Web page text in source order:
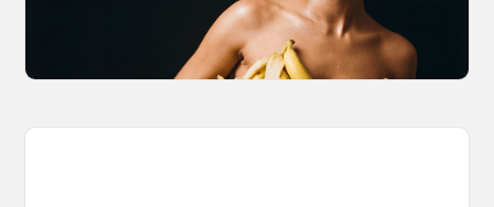
can actually do, with the prompts to prove it.